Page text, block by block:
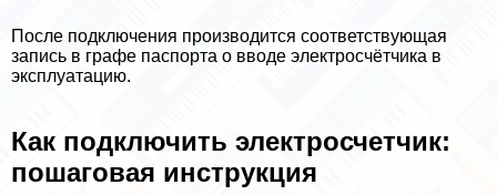
После подключения производится соответствующая
запись в графе паспорта о вводе электросчётчика в
эксплуатацию.
Как подключить электросчетчик:
пошаговая инструкция